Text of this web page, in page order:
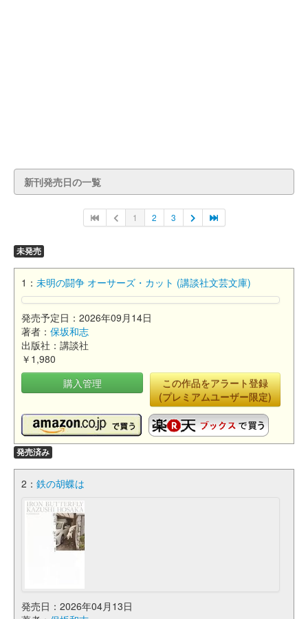
新刊発売日の一覧
1 2 3
未発売
1： 未明の闘争 オーサーズ・カット (講談社文芸文庫)
発売予定日：2026年09月14日
著者： 保坂和志
出版社：講談社
￥1,980
購入管理
この作品をアラート登録
(プレミアムユーザー限定)
発売済み
2： 鉄の胡蝶は
発売日：2026年04月13日